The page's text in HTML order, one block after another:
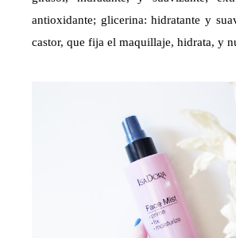
antioxidante; glicerina: hidratante y
castor, que fija el maquillaje, hidrata, y